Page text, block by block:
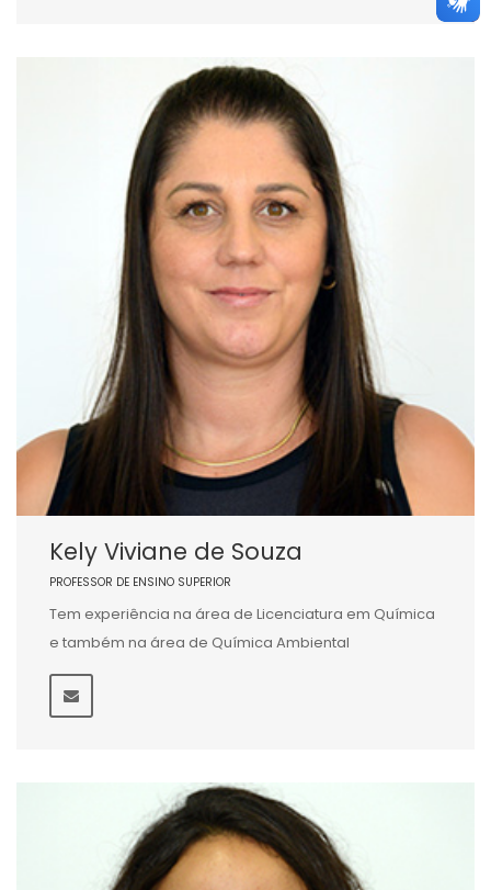
Kely Viviane de Souza
PROFESSOR DE ENSINO SUPERIOR
Tem experiência na área de Licenciatura em Química
e também na área de Química Ambiental